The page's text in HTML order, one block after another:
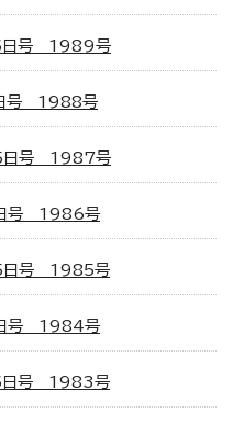
日号 1989号
号 1988号
日号 1987号
号 1986号
日号 1985号
号 1984号
日号 1983号